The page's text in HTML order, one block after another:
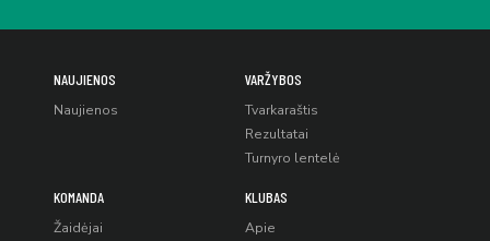
NAUJIENOS
Naujienos
VARŽYBOS
Tvarkaraštis
Rezultatai
Turnyro lentelė
KOMANDA
Žaidėjai
KLUBAS
Apie